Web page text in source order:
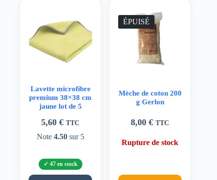
Lavette microfibre
premium 38×38 cm
jaune lot de 5
5,60€ TTC
Note 4.50sur 5
47 en stock
ÉPUISÉ
Mèche de coton 200
g Gerlon
8,00€ TTC
Rupture de stock